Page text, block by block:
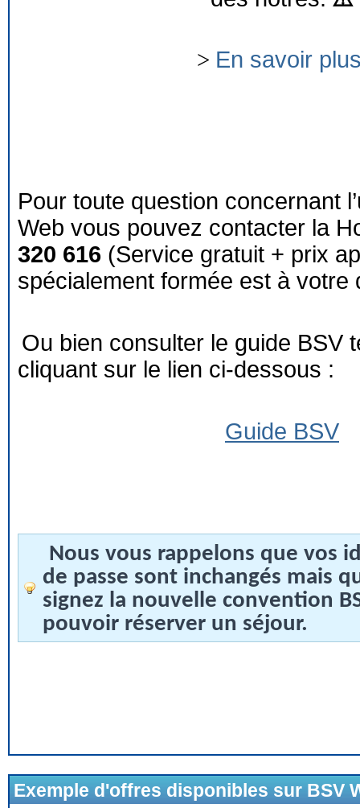
> En savoir
Pour toute question concernant
Web vous pouvez contacter la
320 616 (Service gratuit + prix
spécialement formée est à votre
Ou bien consulter le guide BSV
cliquant sur le lien ci-dessous :
Guide BSV
Nous vous rappelons que vos
de passe sont inchangés mais
signez la nouvelle convention
pouvoir réserver un séjour.
Exemple d'offres disponibles sur BSV